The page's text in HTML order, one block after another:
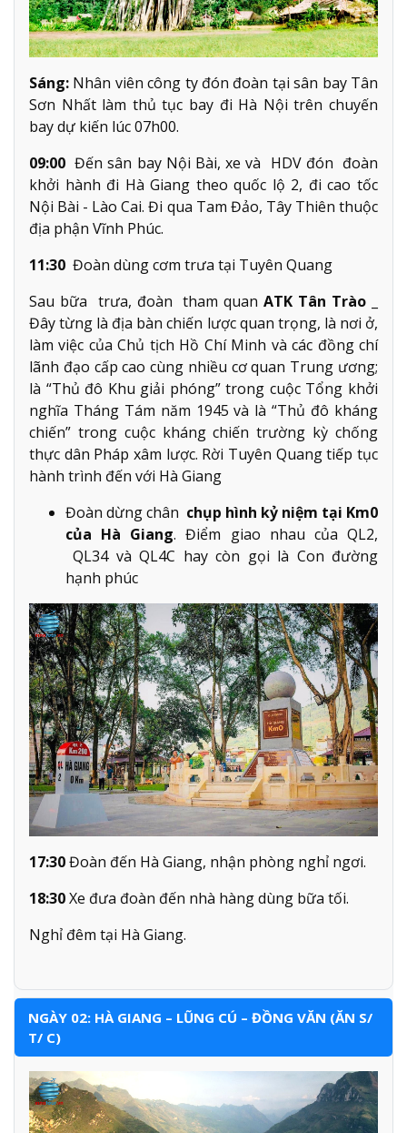
Sáng: Nhân viên công ty đón đoàn tại sân bay Tân
Sơn Nhất làm thủ tục bay đi Hà Nội trên chuyến
bay dự kiến lúc 07h00.
09:00 Đến sân bay Nội Bài, xe và HDV đón đoàn
khởi hành đi Hà Giang theo quốc lộ 2, đi cao tốc
Nội Bài - Lào Cai. Đi qua Tam Đảo, Tây Thiên thuộc
địa phận Vĩnh Phúc.
11:30 Đoàn dùng cơm trưa tại Tuyên Quang
Sau bữa trưa, đoàn tham quan ATK Tân Trào
Đây từng là địa bàn chiến lược quan trọng, là nơi ở,
làm việc của Chủ tịch Hồ Chí Minh và các đồng chí
lãnh đạo cấp cao cùng nhiều cơ quan Trung ương;
là “Thủ đô Khu giải phóng” trong cuộc Tổng khởi
nghĩa Tháng Tám năm 1945 và là “Thủ đô kháng
chiến” trong cuộc kháng chiến trường kỳ chống
thực dân Pháp xâm lược. Rời Tuyên Quang tiếp tục
hành trình đến với Hà Giang
Đoàn dừng chân chụp hình kỷ niệm tại Km0
của Hà Giang. Điểm giao nhau của QL2,
QL34 và QL4C hay còn gọi là Con đường
hạnh phúc
17:30Đoàn đến Hà Giang, nhận phòng nghỉ ngơi.
18:30Xe đưa đoàn đến nhà hàng dùng bữa tối.
Nghỉ đêm tại Hà Giang.
NGÀY 02: HÀ GIANG – LŨNG CÚ – ĐỒNG VĂN (ĂN S/
T/ C)